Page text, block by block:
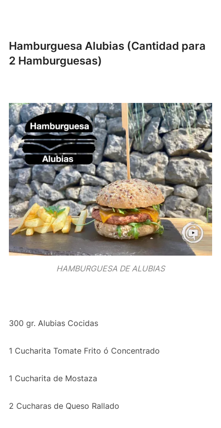
Hamburguesa Alubias (Cantidad para
2 Hamburguesas)
HAMBURGUESA DE ALUBIAS
300 gr. Alubias Cocidas
1 Cucharita Tomate Frito ó Concentrado
1 Cucharita de Mostaza
2 Cucharas de Queso Rallado